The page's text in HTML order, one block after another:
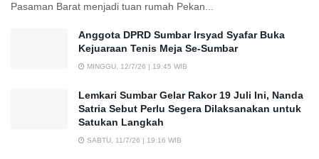
Pasaman Barat menjadi tuan rumah Pekan...
Anggota DPRD Sumbar Irsyad Syafar Buka
Kejuaraan Tenis Meja Se-Sumbar
MINGGU, 12/7/26 | 19:45 WIB
Lemkari Sumbar Gelar Rakor 19 Juli Ini, Nanda
Satria Sebut Perlu Segera Dilaksanakan untuk
Satukan Langkah
SABTU, 11/7/26 | 19:16 WIB